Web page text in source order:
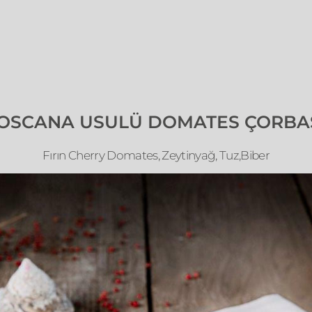
USULÜ DOMATES
Fırın Cherry Domates, Zeytinyağ, Tuz,Biber